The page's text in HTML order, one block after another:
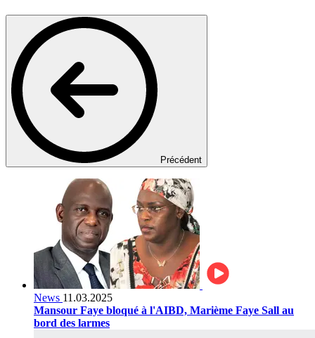
Précédent
News 11.03.2025
Mansour Faye bloqué à l'AIBD, Marième Faye Sall au
bord des larmes